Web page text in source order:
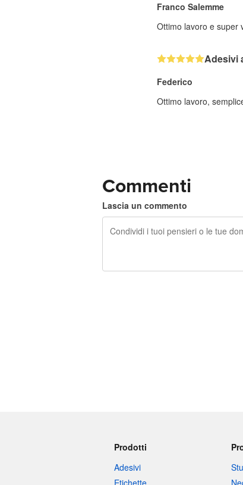
Franco Salemme
Ottimo lavoro e super
Adesivi
Federico
Ottimo lavoro,
Commenti
Lascia un commento
Prodotti
Adesivi
Etichette